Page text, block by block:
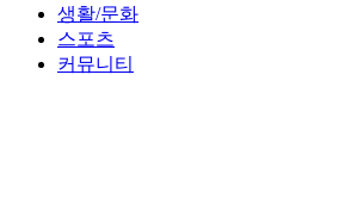
생활/문화
스포츠
커뮤니티